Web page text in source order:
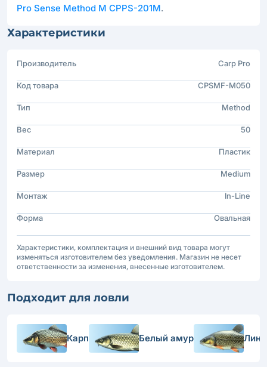
Pro Sense Method M CPPS-201M.
Характеристики
Производитель Carp Pro
Код товара CPSMF-M050
Тип Method
Вес 50
Материал Пластик
Размер Medium
Монтаж In-Line
Форма Овальная
Характеристики, комплектация и внешний вид товара могут
изменяться изготовителем без уведомления. Магазин не несет
ответственности за изменения, внесенные изготовителем.
Подходит для ловли
Карп Белый амур Линь